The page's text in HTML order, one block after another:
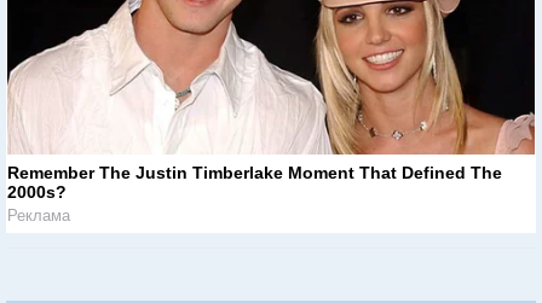
Remember The Justin Timberlake Moment That Defined The
2000s?
Реклама